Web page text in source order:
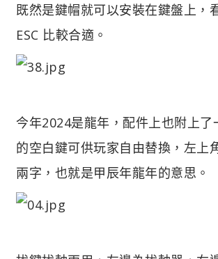
既然是鍵帽就可以安裝在鍵盤上，
ESC 比較合適。
今年2024是龍年，配件上也附上了
的空白鍵可供玩家自由替換，左上
兩字，也就是甲辰年龍年的意思。